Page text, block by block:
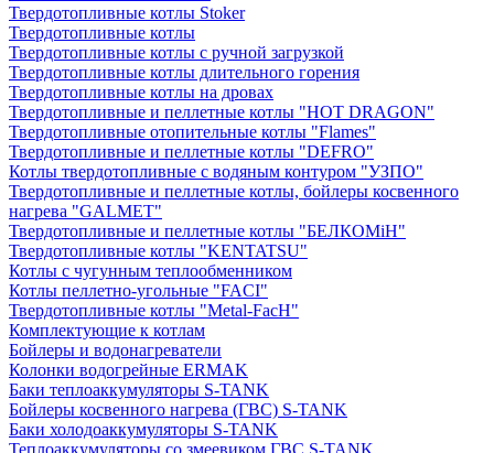
Твердотопливные котлы Stoker
Твердотопливные котлы
Твердотопливные котлы с ручной загрузкой
Твердотопливные котлы длительного горения
Твердотопливные котлы на дровах
Твердотопливные и пеллетные котлы "HOT DRAGON"
Твердотопливные отопительные котлы "Flames"
Твердотопливные и пеллетные котлы "DEFRO"
Котлы твердотопливные с водяным контуром "УЗПО"
Твердотопливные и пеллетные котлы, бойлеры косвенного
нагрева "GALMET"
Твердотопливные и пеллетные котлы "БЕЛКОМiН"
Твердотопливные котлы "KENTATSU"
Котлы с чугунным теплообменником
Котлы пеллетно-угольные "FACI"
Твердотопливные котлы "Metal-FacH"
Комплектующие к котлам
Бойлеры и водонагреватели
Колонки водогрейные ERMAK
Баки теплоаккумуляторы S-TANK
Бойлеры косвенного нагрева (ГВС) S-TANK
Баки холодоаккумуляторы S-TANK
Теплоаккумуляторы со змеевиком ГВС S-TANK